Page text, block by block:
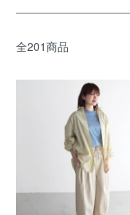
全201商品